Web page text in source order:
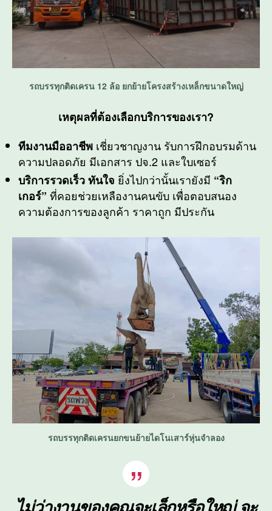
รถบรรทุกติดเครน 12 ล้อ ยกย้ายโครงสร้างเหล็กขนาดใหญ่
เหตุผลที่ต้องเลือกบริการของเรา?
ทีมงานมืออาชีพ เชี่ยวชาญงาน รับการฝึกอบรมด้าน
ความปลอดภัย มีเอกสาร ปจ.2 และใบเซอร์
บริการรวดเร็ว ทันใจ ยิ่งไปกว่านั้นเรายังมี “ริก
เกอร์” ที่คอยช่วยเหลืองานคนขับ เพื่อตอบสนอง
ความต้องการของลูกค้า ราคาถูก มีประกัน
รถบรรทุกติดเครนยกขนย้ายไดโนเสาร์หุ่นจำลอง